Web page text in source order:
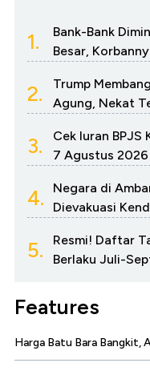
1.
Bank-Bank
Besar,
2.
Trump
Agung, Nekat
3.
Cek Iuran BPJS
7 Agustus 2026
4.
Negara di
Dievakuasi
5.
Resmi! Daftar
Berlaku Juli-
Features
Harga Batu Bara Bangkit,